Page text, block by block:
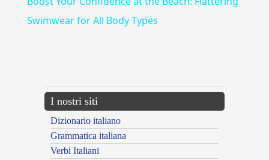
Swimwear for All Body Types
I nostri siti
Dizionario italiano
Grammatica italiana
Verbi Italiani